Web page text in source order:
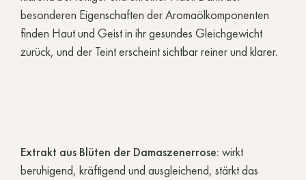
besonderen Eigenschaften der Aromaölkomponenten
finden Haut und Geist in ihr gesundes Gleichgewicht
zurück, und der Teint erscheint sichtbar reiner und klarer.
Extrakt aus Blüten der Damaszenerrose: wirkt
beruhigend, kräftigend und ausgleichend, stärkt das